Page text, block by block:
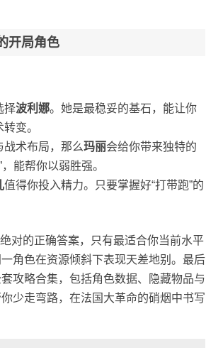
开局角色
择波利娜。她是最稳妥的基石，能让你
变。
术布局，那么玛丽会给你带来独特的
能帮你以弱胜强。
值得你投入精力。只要掌握好“打带跑”的
对的正确答案，只有最适合你当前水平
角色在资源倾斜下表现天差地别。最后
攻略合集，包括角色数据、隐藏物品与
少走弯路，在法国大革命的硝烟中书写